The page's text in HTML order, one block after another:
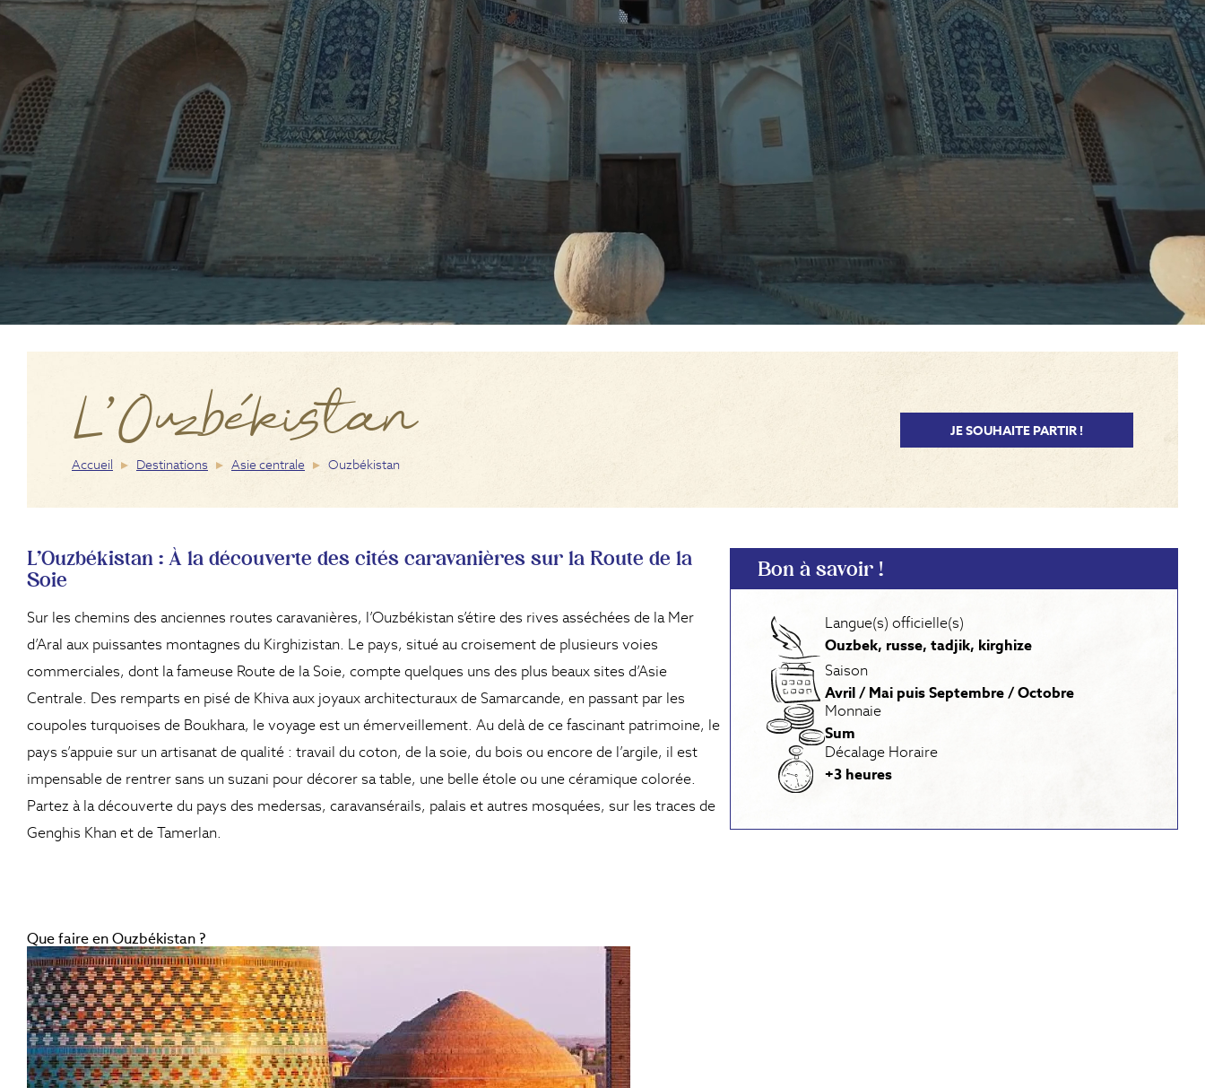
L'Ouzbékistan
Accueil Destinations Asie centrale Ouzbékistan
JE SOUHAITE PARTIR !
L'Ouzbékistan : À la découverte des cités caravanières sur la Route de la
Soie
Sur les chemins des anciennes routes caravanières, l’Ouzbékistan s’étire des rives asséchées de la Mer
d’Aral aux puissantes montagnes du Kirghizistan. Le pays, situé au croisement de plusieurs voies
commerciales, dont la fameuse Route de la Soie, compte quelques uns des plus beaux sites d’Asie
Centrale. Des remparts en pisé de Khiva aux joyaux architecturaux de Samarcande, en passant par les
coupoles turquoises de Boukhara, le voyage est un émerveillement. Au delà de ce fascinant patrimoine, le
pays s’appuie sur un artisanat de qualité : travail du coton, de la soie, du bois ou encore de l’argile, il est
impensable de rentrer sans un suzani pour décorer sa table, une belle étole ou une céramique colorée.
Partez à la découverte du pays des medersas, caravansérails, palais et autres mosquées, sur les traces de
Genghis Khan et de Tamerlan.
Bon à savoir !
Langue(s) officielle(s)
Ouzbek, russe, tadjik, kirghize
Saison
Avril / Mai puis Septembre / Octobre
Monnaie
Sum
Décalage Horaire
+3 heures
Que faire en Ouzbékistan ?